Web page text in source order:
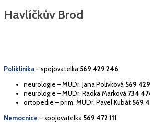
Havlíčkův Brod
Poliklinika– spojovatelka 569 429 246
neurologie – MUDr. Jana Polívková 569
neurologie – MUDr. Radka Marková 734
ortopedie – prim. MUDr. Pavel Kubát 569
Nemocnice – spojovatelka 569 472 111